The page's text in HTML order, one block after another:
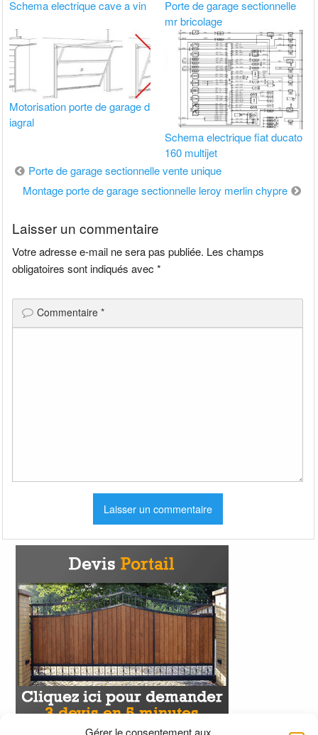
Gérer le consentement aux
Schema electrique cave a vin
Porte de garage sectionnelle
mr bricolage
Motorisation porte de garage d
iagral
Schema electrique fiat ducato
160 multijet
Navigation
de
Porte de garage sectionnelle vente unique
Montage porte de garage sectionnelle leroy merlin chypre
Laisser un commentaire
Votre adresse e-mail ne sera pas publiée. Les champs
obligatoires sont indiqués avec*
Commentaire*